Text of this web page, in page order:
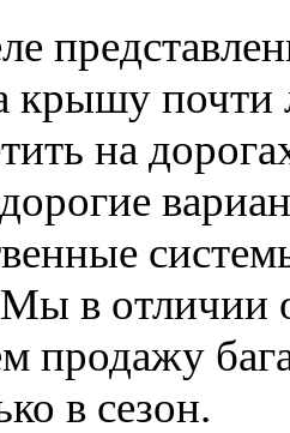
крышу
на
в отличии
продажу
в сезон.